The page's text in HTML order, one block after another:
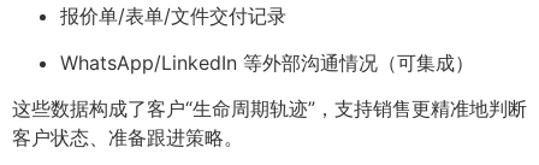
报价单/表单/文件交付记录
WhatsApp/LinkedIn 等外部沟通情况（可集成）
这些数据构成了客户“生命周期轨迹”，支持销售更精准地判断
客户状态、准备跟进策略。